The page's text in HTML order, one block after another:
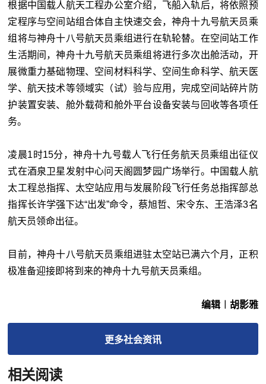
根据中国载人航天工程办公室介绍，飞船入轨后，将依照预
定程序与空间站组合体自主快速交会，神舟十九号航天员乘
组将与神舟十八号航天员乘组进行在轨轮替。在空间站工作
生活期间，神舟十九号航天员乘组将进行多次出舱活动，开
展微重力基础物理、空间材料科学、空间生命科学、航天医
学、航天技术等领域实（试）验与应用，完成空间站碎片防
护装置安装、舱外载荷和舱外平台设备安装与回收等各项任
务。
凌晨1时15分，神舟十九号载人飞行任务航天员乘组出征仪
式在酒泉卫星发射中心问天阁圆梦园广场举行。中国载人航
太工程总指挥、太空站应用与发展阶段飞行任务总指挥部总
指挥长许学强下达“出发”命令，蔡旭哲、宋令东、王浩泽3名
航天员领命出征。
目前，神舟十八号航天员乘组进驻太空站已满六个月，正积
极准备迎接即将到来的神舟十九号航天员乘组。
编辑︱胡影雅
更多社会资讯
相关阅读